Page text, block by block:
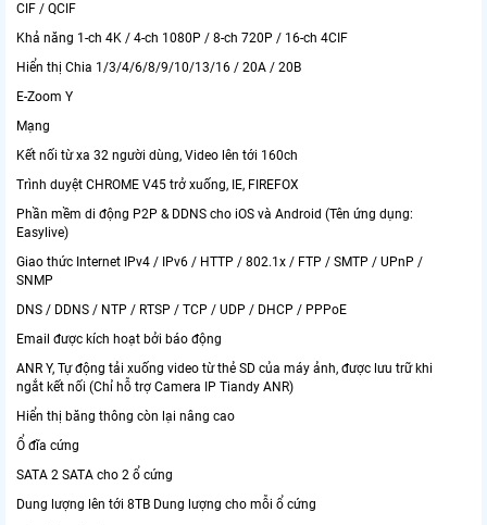
CIF / QCIF
Khả năng 1-ch 4K / 4-ch 1080P / 8-ch 720P / 16-ch 4CIF
Hiển thị Chia 1/3/4/6/8/9/10/13/16 / 20A / 20B
E-Zoom Y
Mạng
Kết nối từ xa 32 người dùng, Video lên tới 160ch
Trình duyệt CHROME V45 trở xuống, IE, FIREFOX
Phần mềm di động P2P & DDNS cho iOS và Android (Tên ứng dụng:
Easylive)
Giao thức Internet IPv4 / IPv6 / HTTP / 802.1x / FTP / SMTP / UPnP /
SNMP
DNS / DDNS / NTP / RTSP / TCP / UDP / DHCP / PPPoE
Email được kích hoạt bởi báo động
ANR Y, Tự động tải xuống video từ thẻ SD của máy ảnh, được lưu trữ khi
ngắt kết nối (Chỉ hỗ trợ Camera IP Tiandy ANR)
Hiển thị băng thông còn lại nâng cao
Ổ đĩa cứng
SATA 2 SATA cho 2 ổ cứng
Dung lượng lên tới 8TB Dung lượng cho mỗi ổ cứng